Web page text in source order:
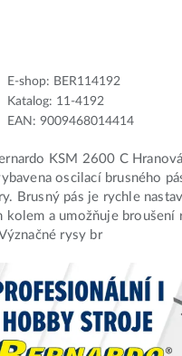
E-shop: BER114192
Katalog: 11-4192
EAN: 9009468014414
KSM 2600 C
oscilací brusného
Brusný pás je rychle
kolem a umožňuje broušení
rysy br